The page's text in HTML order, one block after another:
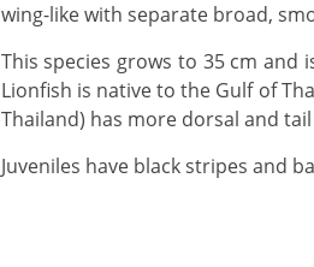
wing-like with separate broad,
This species grows to 35 cm and is very similar to, and often confused with the red lionfish (Pterois volitans). The Red
Lionfish is native to the Gulf of
Thailand) has more dorsal and
Juveniles have black stripes and